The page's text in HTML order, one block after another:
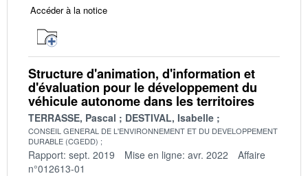
Accéder à la notice
Structure d'animation, d'information et
d'évaluation pour le développement du
véhicule autonome dans les territoires
TERRASSE, Pascal DESTIVAL, Isabelle
CONSEIL GENERAL DE L'ENVIRONNEMENT ET DU DEVELOPPEMENT
DURABLE (CGEDD)
Rapport: sept. 2019 Mise en ligne: avr. 2022
Affaire
n°012613-01